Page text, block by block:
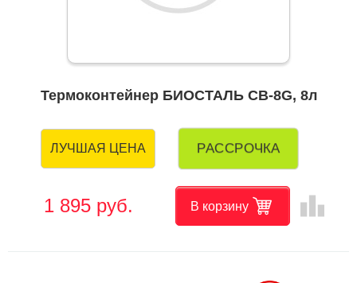
Термоконтейнер БИОСТАЛЬ CB-8G, 8л
ЛУЧШАЯ ЦЕНА РАССРОЧКА
1 895 руб. В корзину leaderboard